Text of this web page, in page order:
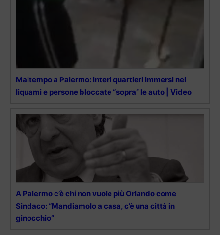
Maltempo a Palermo: interi quartieri immersi nei
liquami e persone bloccate “sopra” le auto | Video
A Palermo c’è chi non vuole più Orlando come
Sindaco: “Mandiamolo a casa, c’è una città in
ginocchio”